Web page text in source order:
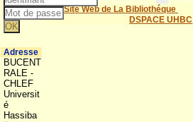
Site Web de La Bibliothéque
DSPACE UHBC
Adresse
BUCENT
RALE -
CHLEF
Universit
é
Hassiba